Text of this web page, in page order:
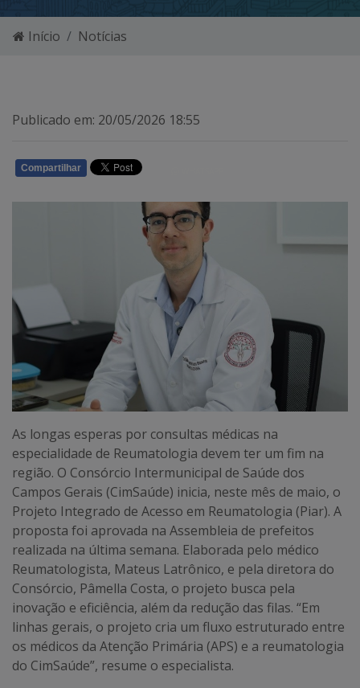
Início Notícias
Publicado em: 20/05/2026 18:55
Compartilhar
As longas esperas por consultas médicas na
especialidade de Reumatologia devem ter um fim na
região. O Consórcio Intermunicipal de Saúde dos
Campos Gerais (CimSaúde) inicia, neste mês de maio, o
Projeto Integrado de Acesso em Reumatologia (Piar). A
proposta foi aprovada na Assembleia de prefeitos
realizada na última semana. Elaborada pelo médico
Reumatologista, Mateus Latrônico, e pela diretora do
Consórcio, Pâmella Costa, o projeto busca pela
inovação e eficiência, além da redução das filas. “Em
linhas gerais, o projeto cria um fluxo estruturado entre
os médicos da Atenção Primária (APS) e a reumatologia
do CimSaúde”, resume o especialista.